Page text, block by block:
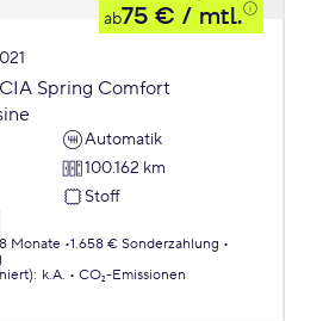
ab75 € / mtl.
Spring Comfort
Automatik
100.162 km
Stoff
Monate 1.658 € Sonderzahlung
: k.A.
CO₂-Emissionen